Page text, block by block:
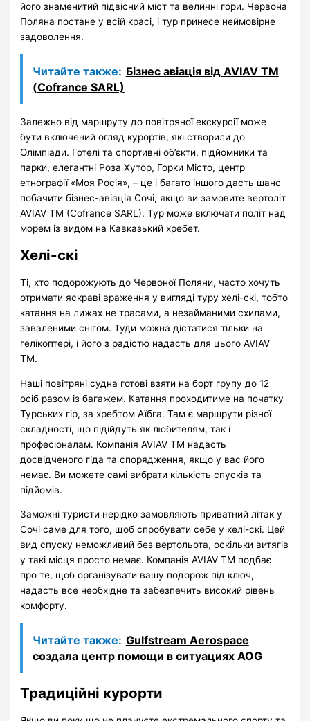
його знаменитий підвісний міст та величні гори. Червона
Поляна постане у всій красі, і тур принесе неймовірне
задоволення.
Читайте также: Бізнес авіація від AVIAV TM
(Cofrance SARL)
Залежно від маршруту до повітряної екскурсії може
бути включений огляд курортів, які створили до
Олімпіади. Готелі та спортивні об’єкти, підйомники та
парки, елегантні Роза Хутор, Горки Місто, центр
етнографії «Моя Росія», – це і багато іншого дасть шанс
побачити бізнес-авіація Сочі, якщо ви замовите вертоліт
AVIAV TM (Cofrance SARL). Тур може включати політ над
морем із видом на Кавказький хребет.
Хелі-скі
Ті, хто подорожують до Червоної Поляни, часто хочуть
отримати яскраві враження у вигляді туру хелі-скі, тобто
катання на лижах не трасами, а незайманими схилами,
заваленими снігом. Туди можна дістатися тільки на
гелікоптері, і його з радістю надасть для цього AVIAV
TM.
Наші повітряні судна готові взяти на борт групу до 12
осіб разом із багажем. Катання проходитиме на початку
Турських гір, за хребтом Аїбга. Там є маршрути різної
складності, що підійдуть як любителям, так і
професіоналам. Компанія AVIAV TM надасть
досвідченого гіда та спорядження, якщо у вас його
немає. Ви можете самі вибрати кількість спусків та
підйомів.
Заможні туристи нерідко замовляють приватний літак у
Сочі саме для того, щоб спробувати себе у хелі-скі. Цей
вид спуску неможливий без вертольота, оскільки витягів
у такі місця просто немає. Компанія AVIAV TM подбає
про те, щоб організувати вашу подорож під ключ,
надасть все необхідне та забезпечить високий рівень
комфорту.
Читайте также: Gulfstream Aerospace
создала центр помощи в ситуациях AOG
Традиційні курорти